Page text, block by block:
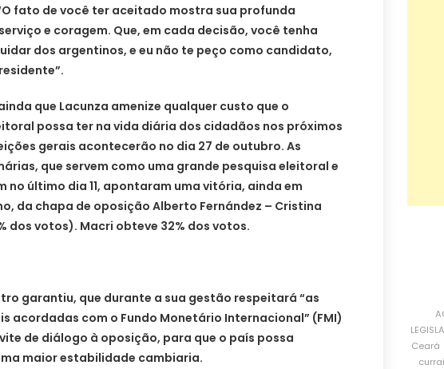
fato de você ter aceitado mostra sua profunda
e coragem. Que, em cada decisão, você tenha
dos argentinos, e eu não te peço como candidato,
que Lacunza amenize qualquer custo que o
possa ter na vida diária dos cidadãos nos próximos
gerais acontecerão no dia 27 de outubro. As
que servem como uma grande pesquisa eleitoral e
no último dia 11, apontaram uma vitória, ainda em
da chapa de oposição Alberto Fernández – Cristina
dos votos). Macri obteve 32% dos votos.
garantiu, que durante a sua gestão respeitará “as
acordadas com o Fundo Monetário Internacional” (FMI)
de diálogo à oposição, para que o país possa
maior estabilidade cambiaria.
Ceará